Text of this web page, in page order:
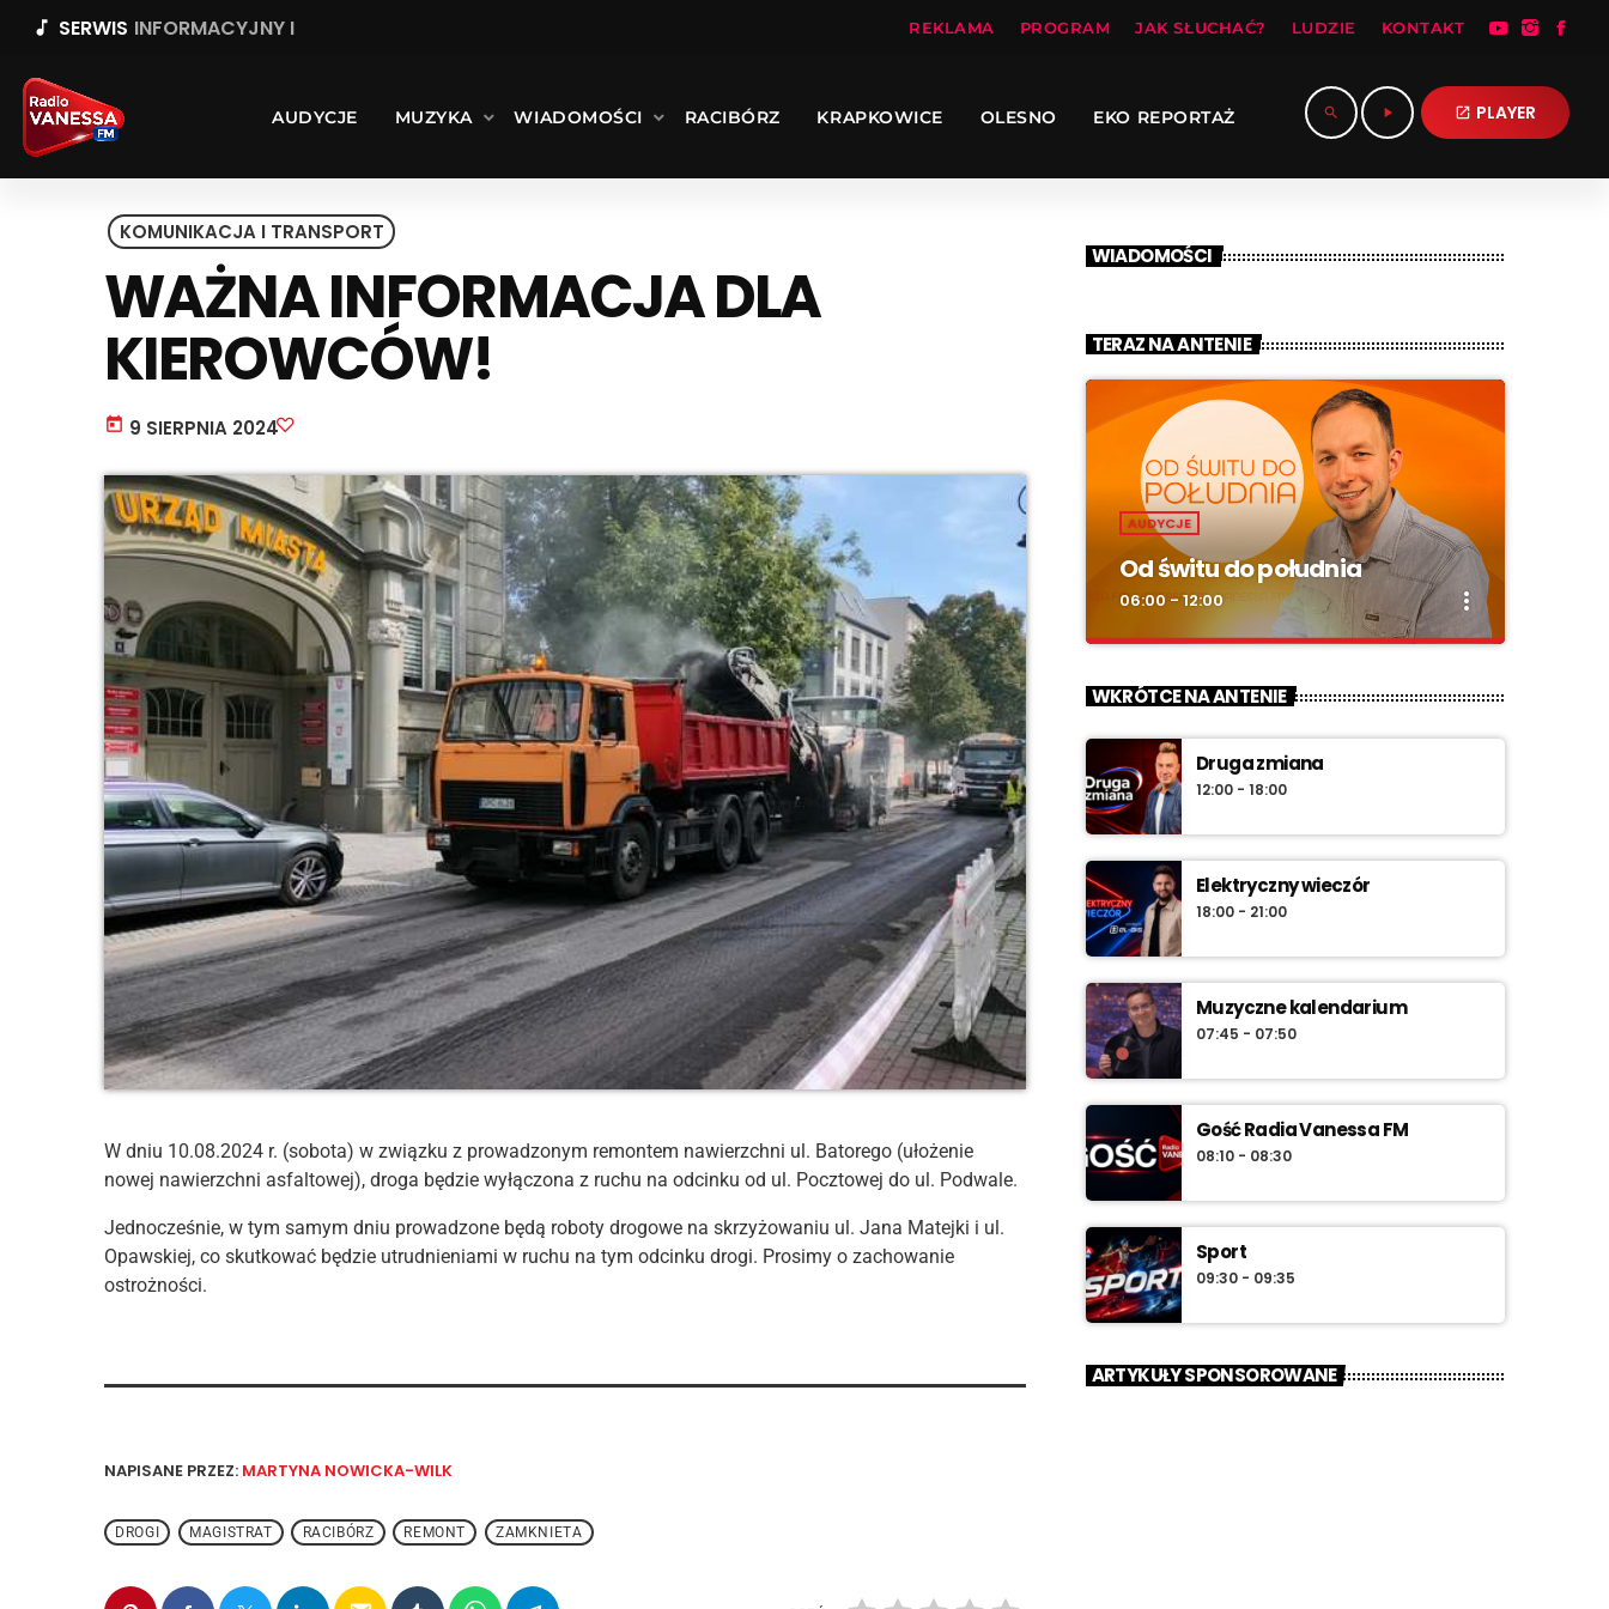
music_note SERWIS INFORMACYJNY I REKLAMA PROGRAM JAK SŁUCHAĆ? LUDZIE KONTAKT
AUDYCJE MUZYKA WIADOMOŚCI RACIBÓRZ KRAPKOWICE OLESNO EKO REPORTAŻ search play_arrow open_in_new PLAYER
KOMUNIKACJA I TRANSPORT
WAŻNA INFORMACJA DLA
KIEROWCÓW!
today 9 SIERPNIA 2024
W dniu 10.08.2024 r. (sobota) w związku z prowadzonym remontem nawierzchni ul. Batorego (ułożenie
nowej nawierzchni asfaltowej), droga będzie wyłączona z ruchu na odcinku od ul. Pocztowej do ul. Podwale.
Jednocześnie, w tym samym dniu prowadzone będą roboty drogowe na skrzyżowaniu ul. Jana Matejki i ul.
Opawskiej, co skutkować będzie utrudnieniami w ruchu na tym odcinku drogi. Prosimy o zachowanie
ostrożności.
NAPISANE PRZEZ: MARTYNA NOWICKA-WILK
DROGI MAGISTRAT RACIBÓRZ REMONT ZAMKNIETA
WIADOMOŚCI
TERAZ NA ANTENIE
AUDYCJE
Od świtu do południa
06:00 - 12:00 more_vert
Od świtu do południa
„Od świtu do południa” – poranny program
Radia Vanessa od poniedziałku do soboty w
godz. 6:00–12:00. Jakub Koniński serwuje
wydarzeń i najlepszą muzykę, która
towarzyszy od pierwszych chwil dnia aż do
południa.
WKRÓTCE NA ANTENIE
Druga zmiana
12:00 - 18:00
Elektryczny wieczór
18:00 - 21:00
Muzyczne kalendarium
07:45 - 07:50
Gość Radia Vanessa FM
08:10 - 08:30
Sport
09:30 - 09:35
ARTYKUŁY SPONSOROWANE